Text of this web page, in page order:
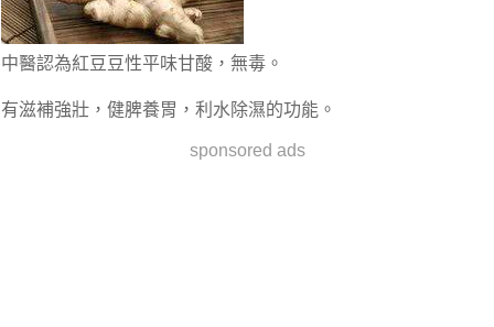
中醫認為紅豆豆性平味甘酸，無毒。
有滋補強壯，健脾養胃，利水除濕的功能。
sponsored ads